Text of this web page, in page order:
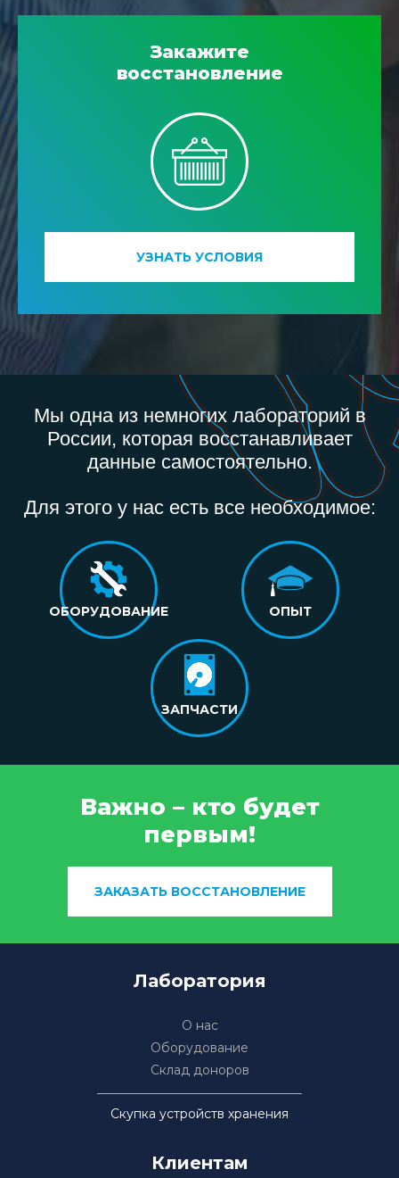
Закажите
восстановление
УЗНАТЬ УСЛОВИЯ
Мы одна из немногих лабораторий в
России, которая восстанавливает
данные самостоятельно.
Для этого у нас есть все необходимое:
ОБОРУДОВАНИЕ ОПЫТ
ЗАПЧАСТИ
Важно – кто будет
первым!
ЗАКАЗАТЬ ВОССТАНОВЛЕНИЕ
Лаборатория
О нас
Оборудование
Склад доноров
Скупка устройств хранения
Клиентам